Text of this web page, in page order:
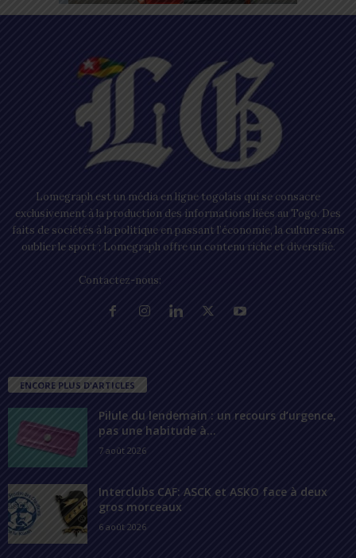
Lomegraph est un média en ligne togolais qui se consacre
exclusivement à la production des informations liées au Togo. Des
faits de sociétés à la politique en passant l’économie, la culture sans
oublier le sport ; Lomegraph offre un contenu riche et diversifié.
Contactez-nous:
ENCORE PLUS D'ARTICLES
Pilule du lendemain : un recours d’urgence,
pas une habitude à...
7 août 2026
Interclubs CAF: ASCK et ASKO face à deux
gros morceaux
6 août 2026